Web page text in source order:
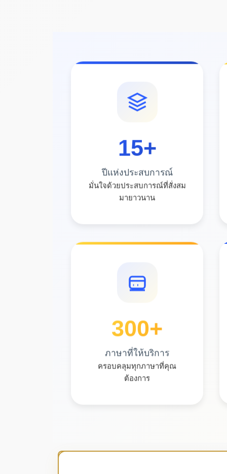
15+
ปีแห่งประสบการณ์
มั่นใจด้วยประสบการณ์ที่สั่งสม
มายาวนาน
300+
ภาษาที่ให้บริการ
ครอบคลุมทุกภาษาที่คุณ
ต้องการ